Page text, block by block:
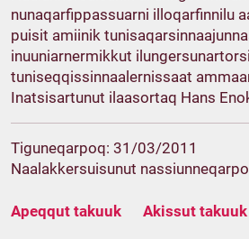
nunaqarfippassuarni illoqarfinnilu
puisit amiinik
inuuniarnermikkut
tuniseqqissinnaalernissaat
Inatsisartunut ilaasortaq Hans
Tiguneqarpoq: 31/03/2011
Naalakkersuisunut
Apeqqut takuuk Akissut takuuk